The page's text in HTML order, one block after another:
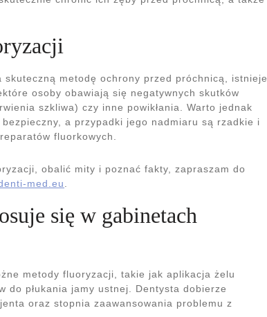
metodę ochrony przed próchnicą, istnieje
osoby obawiają się negatywnych skutków
szkliwa) czy inne powikłania. Warto jednak
a przypadki jego nadmiaru są rzadkie i
fluorkowych.
obalić mity i poznać fakty, zapraszam do
med.eu
się w gabinetach
metody fluoryzacji, takie jak aplikacja żelu
do płukania jamy ustnej. Dentysta dobierze
oraz stopnia zaawansowania problemu z